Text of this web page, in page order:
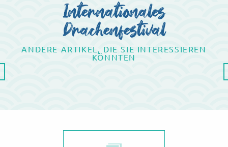
Internationales
Drachenfestival
ANDERE ARTIKEL, DIE SIE INTERESSIEREN
KÖNNTEN